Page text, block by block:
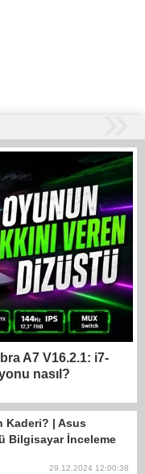
A7 V16.2.1: i7-
nasıl?
Kaderi? | Asus
Bilgisayar İnceleme
29.12.2024 12:00:38